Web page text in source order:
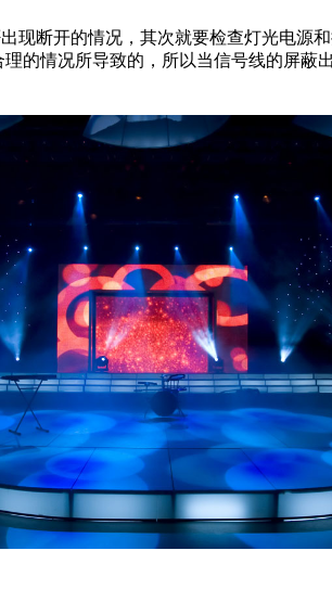
现断开的情况，其次就要检查灯光电源
的情况所导致的，所以当信号线的屏